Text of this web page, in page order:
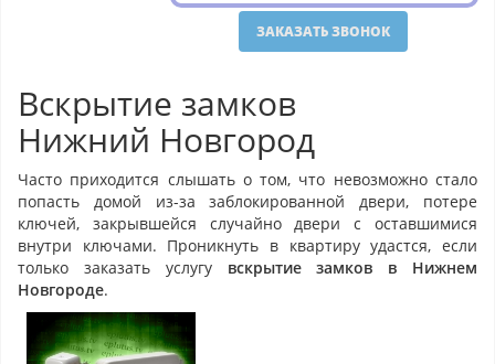
ЗАКАЗАТЬ ЗВОНОК
Вскрытие замков
Нижний Новгород
Часто приходится слышать о том, что невозможно стало
попасть домой из-за заблокированной двери, потере
ключей, закрывшейся случайно двери с оставшимися
внутри ключами. Проникнуть в квартиру удастся, если
только заказать услугу вскрытие замков в Нижнем
Новгороде.